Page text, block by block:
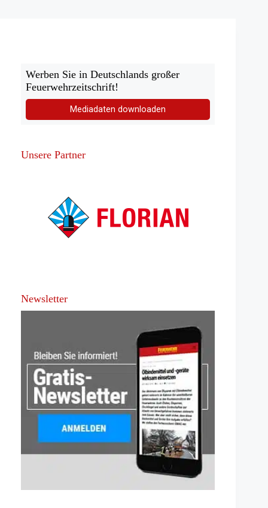
Werben Sie in Deutschlands großer
Feuerwehrzeitschrift!
Mediadaten downloaden
Unsere Partner
Newsletter